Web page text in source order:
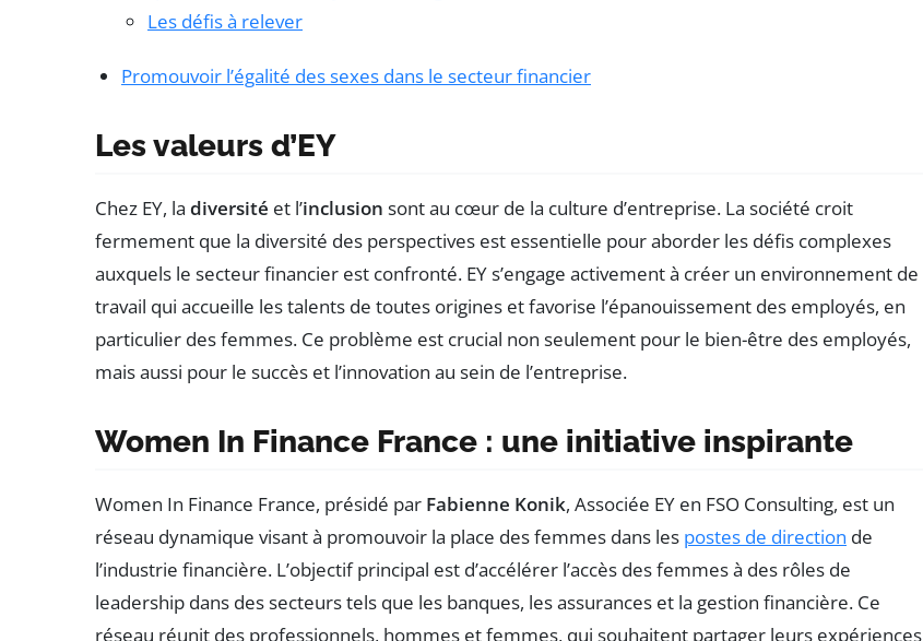
Les défis à relever
Promouvoir l’égalité des sexes dans le secteur financier
Les valeurs d’EY
Chez EY, la diversité et l’inclusion sont au cœur de la culture d’entreprise. La société croit
fermement que la diversité des perspectives est essentielle pour aborder les défis complexes
auxquels le secteur financier est confronté. EY s’engage activement à créer un environnement de
travail qui accueille les talents de toutes origines et favorise l’épanouissement des employés, en
particulier des femmes. Ce problème est crucial non seulement pour le bien-être des employés,
mais aussi pour le succès et l’innovation au sein de l’entreprise.
Women In Finance France : une initiative inspirante
Women In Finance France, présidé par Fabienne Konik, Associée EY en FSO Consulting, est un
réseau dynamique visant à promouvoir la place des femmes dans les postes de direction de
l’industrie financière. L’objectif principal est d’accélérer l’accès des femmes à des rôles de
leadership dans des secteurs tels que les banques, les assurances et la gestion financière. Ce
réseau réunit des professionnels, hommes et femmes, qui souhaitent partager leurs expériences